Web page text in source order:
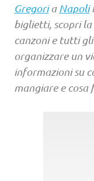
GregoriaNapoli
biglietti, scopri
canzoni e tutti
organizzare un
informazioni su
mangiare e cosa